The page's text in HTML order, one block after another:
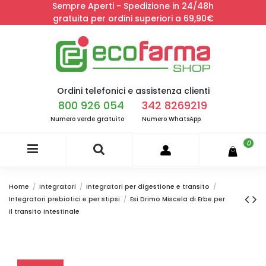
Sempre Aperti - Spedizione in 24/48h
gratuita per ordini superiori a 69,90€
Ordini telefonici e assistenza clienti
800 926 054
Numero verde gratuito
342 8269219
Numero WhatsApp
0
Home Integratori
Integratori per digestione e transito
Integratori prebiotici e per stipsi
Esi Drimo Miscela di Erbe per
il transito intestinale